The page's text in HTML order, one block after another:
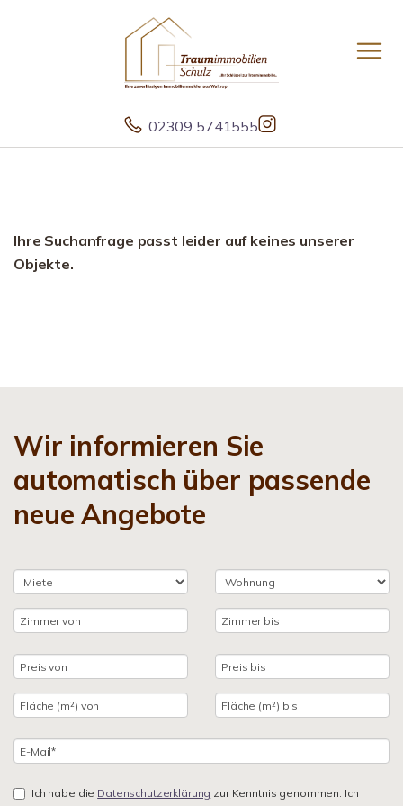
02309 5741555
Ihre Suchanfrage passt leider auf keines unserer
Objekte.
Wir informieren Sie
automatisch über passende
neue Angebote
Ich habe die Datenschutzerklärung zur Kenntnis genommen. Ich